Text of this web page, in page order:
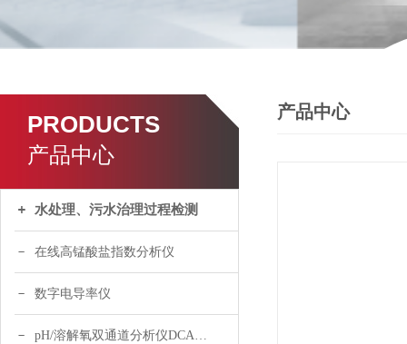
PRODUCTS
产品中心
水处理、污水治理过程检测
在线高锰酸盐指数分析仪
数字电导率仪
pH/溶解氧双通道分析仪DCA120
产品中心